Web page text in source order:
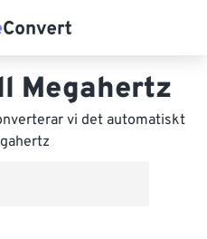
Megahertz
vi det automatiskt